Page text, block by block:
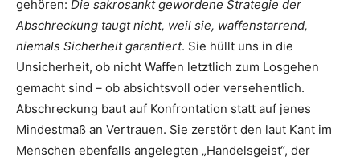
gehören: Die sakrosankt gewordene Strategie der
Abschreckung taugt nicht, weil sie, waffenstarrend,
niemals Sicherheit garantiert. Sie hüllt uns in die
Unsicherheit, ob nicht Waffen letztlich zum Losgehen
gemacht sind – ob absichtsvoll oder versehentlich.
Abschreckung baut auf Konfrontation statt auf jenes
Mindestmaß an Vertrauen. Sie zerstört den laut Kant im
Menschen ebenfalls angelegten „Handelsgeist“, der